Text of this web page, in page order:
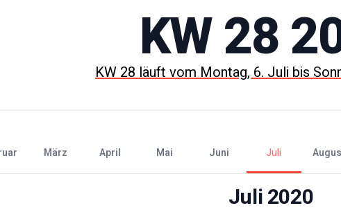
KW28
KW28läuft vomMontag, 6. Julibis
März April Mai Juni Juli
Juli2020